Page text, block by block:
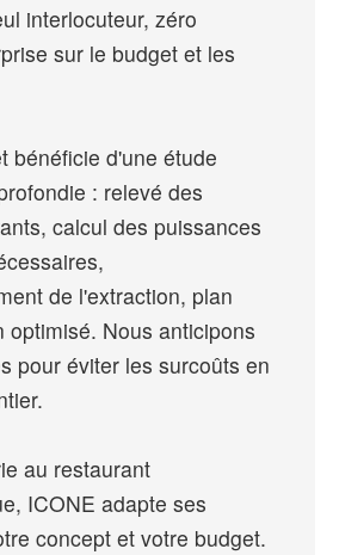
interlocuteur, zéro
sur le budget et les
bénéficie d'une étude
: relevé des
calcul des puissances
de l'extraction, plan
optimisé. Nous anticipons
pour éviter les surcoûts en
au restaurant
ICONE adapte ses
concept et votre budget.